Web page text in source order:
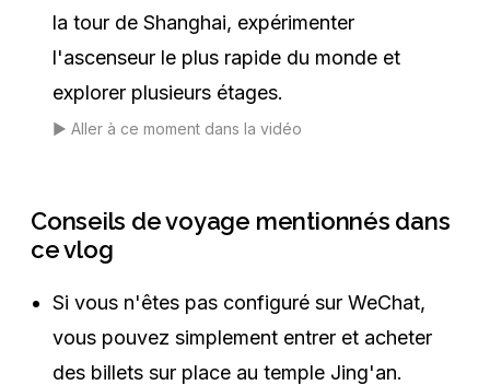
la tour de Shanghai, expérimenter
l'ascenseur le plus rapide du monde et
explorer plusieurs étages.
▶️ Aller à ce moment dans la vidéo
Conseils de voyage mentionnés dans
ce vlog
Si vous n'êtes pas configuré sur WeChat,
vous pouvez simplement entrer et acheter
des billets sur place au temple Jing'an.